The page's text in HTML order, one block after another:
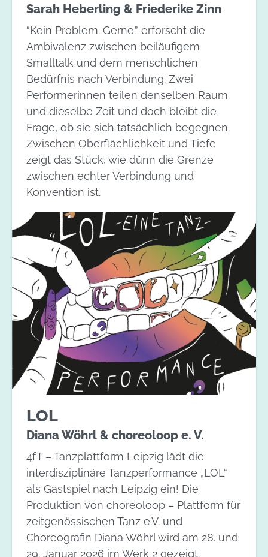
Sarah Heberling & Friederike Zinn
“Kein Problem. Gerne.” erforscht die
Ambivalenz zwischen beiläufigem
Smalltalk und dem menschlichen
Bedürfnis nach Verbindung. Zwei
Performerinnen teilen denselben Raum
und dieselbe Zeit und doch bleibt die
Frage, ob sie sich tatsächlich begegnen.
Zwischen Oberflächlichkeit und Tiefe
zeigt das Stück, wie dünn die Grenze
zwischen echter Verbindung und
Konvention ist.
LOL
Diana Wöhrl & choreoloop e. V.
4fT – Tanzplattform Leipzig lädt die
interdisziplinäre Tanzperformance „LOL“
als Gastspiel nach Leipzig ein! Die
Produktion von choreoloop – Plattform für
zeitgenössischen Tanz e.V. und
Choreografin Diana Wöhrl wird am 28. und
29. Januar 2026 im Werk 2 gezeigt.